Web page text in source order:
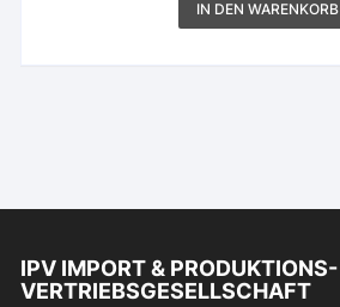
IN DEN WARENKORB
IPV IMPORT & PRODUKTIONS-
VERTRIEBSGESELLSCHAFT